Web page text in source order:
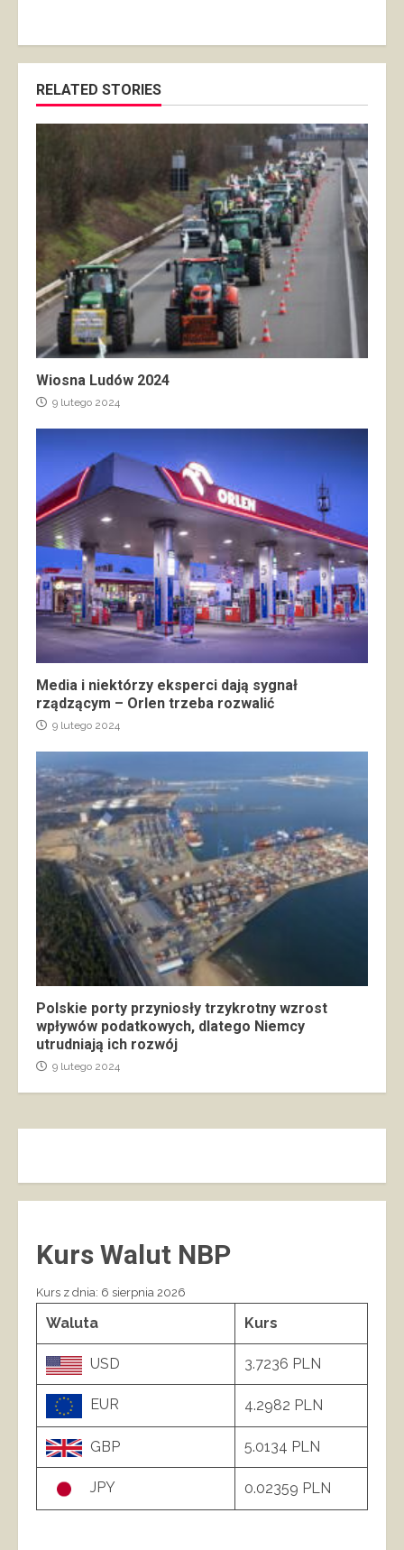
RELATED STORIES
Wiosna Ludów 2024
9 lutego 2024
Media i niektórzy eksperci dają sygnał
rządzącym – Orlen trzeba rozwalić
9 lutego 2024
Polskie porty przyniosły trzykrotny wzrost
wpływów podatkowych, dlatego Niemcy
utrudniają ich rozwój
9 lutego 2024
Kurs Walut NBP
Kurs z dnia: 6 sierpnia 2026
Waluta Kurs
USD 3.7236 PLN
EUR 4.2982 PLN
GBP 5.0134 PLN
JPY 0.02359 PLN